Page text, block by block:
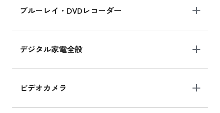
ブルーレイ・DVDレコーダー
デジタル家電全般
ビデオカメラ
iPhone 16 の新品買取価格
iPad Air 11インチ シリーズ
iPad Air 11インチ の新品買取価格
iPhone 15 128GB シリーズ